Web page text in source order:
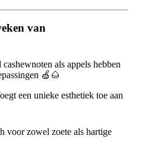
van
als appels hebben
🍏🌰
een unieke esthetiek toe aan
voor zowel zoete als hartige